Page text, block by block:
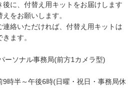
に、付替え用キットをお届けします
をお願いします。
絡いただければ、付替え用キットは
ます。
ーソナル事務局(前方1カメラ型)
時半～午後6時(日曜・祝日・事務局休